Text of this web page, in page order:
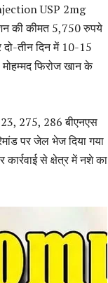
USP 2mg
की कीमत 5,750 रुपये
तीन दिन में 10-15
फिरोज खान के
275, 286 बीएनएस
पर जेल भेज दिया गया
से क्षेत्र में नशे का